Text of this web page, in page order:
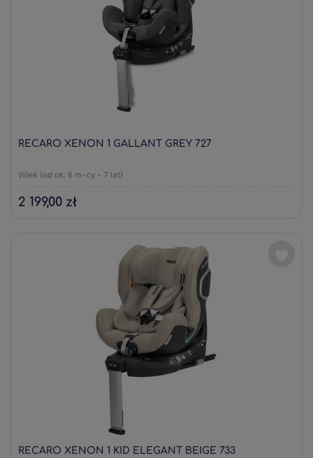
RECARO XENON 1 GALLANT GREY 727
Wiek (od ok. 6 m-cy - 7 lat)
2 199,00 zł
RECARO XENON 1 KID ELEGANT BEIGE 733